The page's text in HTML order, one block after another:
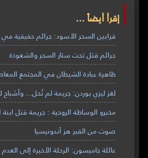
إقرأ أيضاً ...
قرابين السحر الأسود: جرائم حقيقية
جرائم قتل تحت ستار السحر والشعوذة
ظاهرة عبادة الشيطان في المجتمع
لغز ليزي بوردن: جريمة لم تُحل… وأشباح
مخبرو الوساطة الروحية : جريمة قتل ابنة
صوت من القبر هز أندونيسيا
عائلة جاميسون: الرحلة الأخيرة إلى العدم